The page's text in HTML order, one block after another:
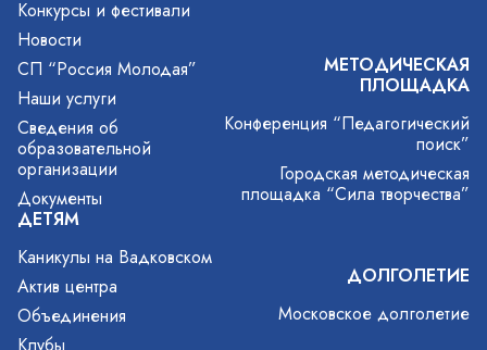
Конкурсы и фестивали
Новости
СП “Россия Молодая”
Наши услуги
Сведения об
образовательной
организации
Документы
ДЕТЯМ
Каникулы на Вадковском
Актив центра
Объединения
МЕТОДИЧЕСКАЯ
ПЛОЩАДКА
Конференция “Педагогический
поиск”
Городская методическая
площадка “Сила творчества”
ДОЛГОЛЕТИЕ
Московское долголетие